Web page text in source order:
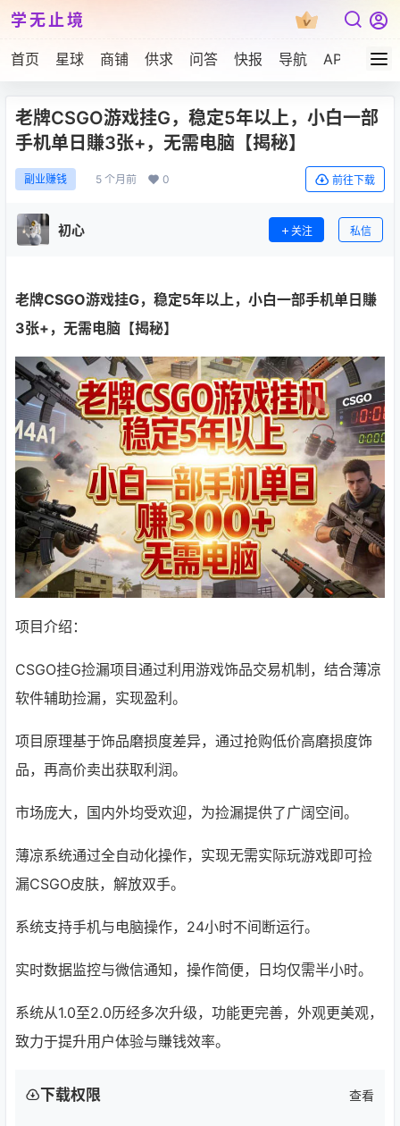
学无止境
首页 星球 商铺 供求 问答 快报 导航 APP下载
老牌CSGO游戏挂G，稳定5年以上，小白一部
手机单日賺3张+，无需电脑【揭秘】
副业赚钱 5 个月前 0 前往下载
初心 关注 私信
老牌CSGO游戏挂G，稳定5年以上，小白一部手机单日賺
3张+，无需电脑【揭秘】
项目介绍：
CSGO挂G捡漏项目通过利用游戏饰品交易机制，结合薄凉
软件辅助捡漏，实现盈利。
项目原理基于饰品磨损度差异，通过抢购低价高磨损度饰
品，再高价卖出获取利润。
市场庞大，国内外均受欢迎，为捡漏提供了广阔空间。
薄凉系统通过全自动化操作，实现无需实际玩游戏即可捡
漏CSGO皮肤，解放双手。
系统支持手机与电脑操作，24小时不间断运行。
实时数据监控与微信通知，操作简便，日均仅需半小时。
系统从1.0至2.0历经多次升级，功能更完善，外观更美观，
致力于提升用户体验与賺钱效率。
下载权限 查看